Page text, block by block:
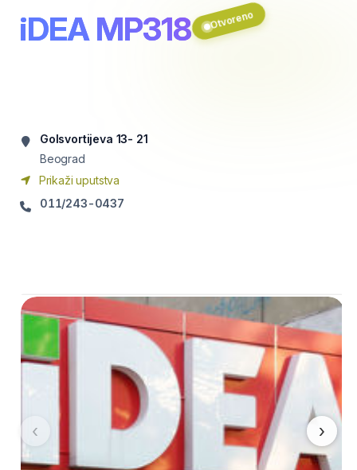
iDEA MP318 Otvoreno
Golsvortijeva 13- 21
Beograd
Prikaži uputstva
011/243-0437
‹ ›